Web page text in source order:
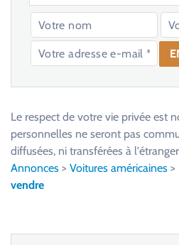
e
Le respect de votre vie privée est
personnelles ne seront pas
diffusées, ni transférées à
Annonces > Voitures américaines >
vendre